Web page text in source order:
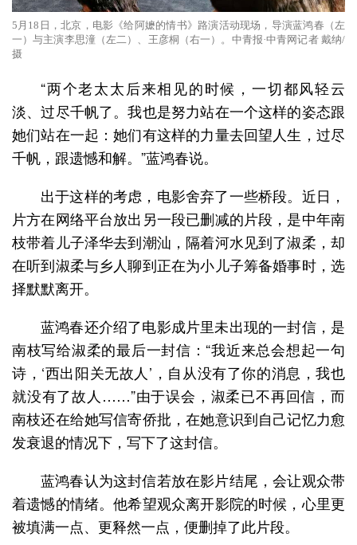
5月18日，北京，电影《给阿嬷的情书》路演活动现场，导演蓝鸿春（左
一）与主演李思潼（左二）、王彦桐（右一）。中青报·中青网记者 戴纳/
摄
“两个老太太后来相见的时候，一切都风轻云
淡、过尽千帆了。我也是努力站在一个这样的姿态跟
她们站在一起：她们有这样的力量去回望人生，过尽
千帆，跟遗憾和解。”蓝鸿春说。
出于这样的考虑，电影舍弃了一些桥段。近日，
片方在网络平台放出另一段已删减的片段，是中年南
枝带着儿子泽华去到潮汕，隔着河水见到了淑柔，却
在听到淑柔与乡人聊到正在为小儿子筹备婚事时，选
择默默离开。
蓝鸿春还介绍了电影成片里未出现的一封信，是
南枝写给淑柔的最后一封信：“我近来总会想起一句
诗，‘西出阳关无故人’，自从没有了你的消息，我也
就没有了故人……”由于误会，淑柔已不再回信，而
南枝还在给她写信寄侨批，在她意识到自己记忆力愈
发衰退的情况下，写下了这封信。
蓝鸿春认为这封信若放在影片结尾，会让观众带
着遗憾的情绪。他希望观众离开影院的时候，心里更
被填满一点、更释然一点，便删掉了此片段。